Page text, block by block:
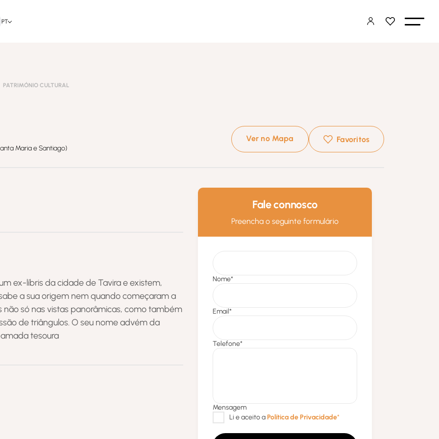
PT
PATRIMÓNIO CULTURAL
Maria e Santiago)
Ver no Mapa Favoritos
ex-líbris da cidade de Tavira e existem,
a sua origem nem quando começaram a
só nas vistas panorâmicas, como também
de triângulos. O seu nome advém da
tesoura
Fale connosco
Preencha o seguinte formulário